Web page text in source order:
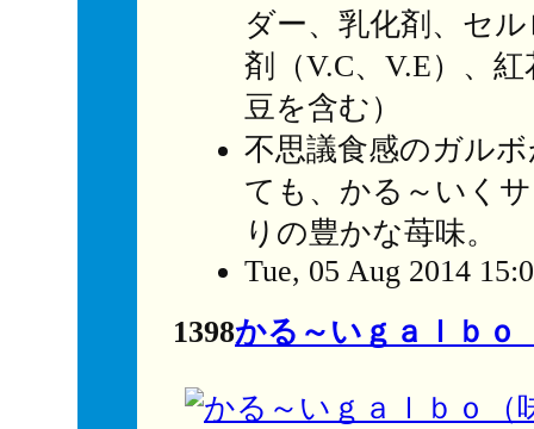
ダー、乳化剤、セ
剤（V.C、V.E）、
豆を含む）
不思議食感のガル
ても、かる～いく
りの豊かな苺味。
Tue, 05 Aug 2014
1398かる～いｇａｌｂｏ